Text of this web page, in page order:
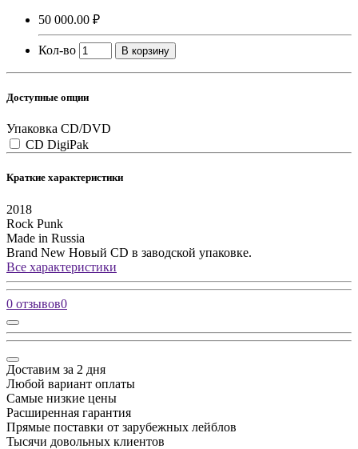
50 000.00 ₽
Кол-во В корзину
Доступные опции
Упаковка CD/DVD
CD DigiPak
Краткие характеристики
2018
Rock Punk
Made in Russia
Brand New Новый CD в заводской упаковке.
Все характеристики
0 отзывов0
Доставим за 2 дня
Любой вариант оплаты
Самые низкие цены
Расширенная гарантия
Прямые поставки от зарубежных лейблов
Тысячи довольных клиентов